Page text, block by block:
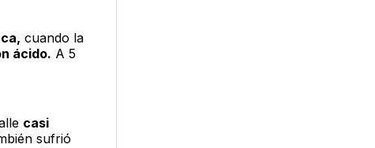
cuando la
ácido. A 5
casi
sufrió